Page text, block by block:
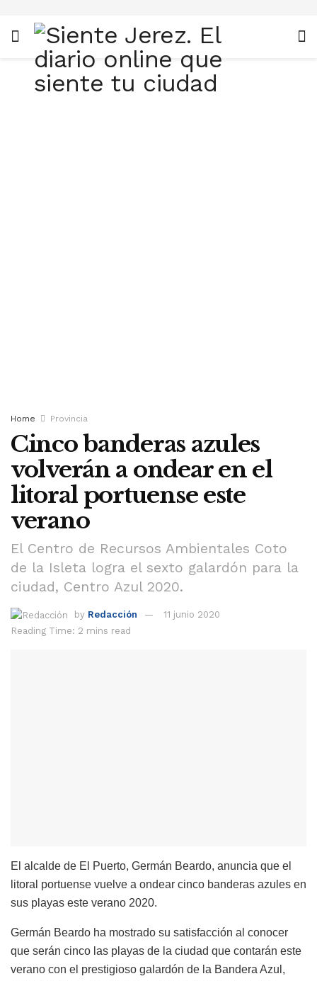
Home Provincia
Cinco banderas azules
volverán a ondear en el
litoral portuense este
verano
El Centro de Recursos Ambientales Coto
de la Isleta logra el sexto galardón para la
ciudad, Centro Azul 2020.
by Redacción
11 junio 2020
Reading Time: 2 mins read
El alcalde de El Puerto, Germán Beardo, anuncia que el
litoral portuense vuelve a ondear cinco banderas azules en
sus playas este verano 2020.
Germán Beardo ha mostrado su satisfacción al conocer
que serán cinco las playas de la ciudad que contarán este
verano con el prestigioso galardón de la Bandera Azul,